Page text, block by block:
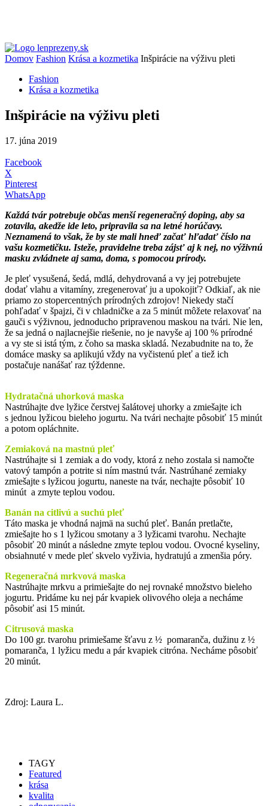
Domov Fashion Krása a kozmetika Inšpirácie na výživu pleti
Fashion
Krása a kozmetika
Inšpirácie na výživu pleti
17. júna 2019
Facebook
X
Pinterest
WhatsApp
Každá tvár potrebuje občas menší regeneračný doping, aby sa
zotavila, akedže ide leto, pripravila sa na letné horúčavy.
Neznamená to však, že by ste mali hneď začať hľadať číslo na
vašu kozmetičku. Isteže, pravidelne treba zájsť aj k nej, no výživnú
masku zvládnete aj sama, doma, s pomocou prírody.
Je pleť vysušená, šedá, mdlá, dehydrovaná a vy jej potrebujete
dodať vlahu a vitamíny, zregenerovať ju a upokojiť? Odkiaľ, ak nie
priamo zo stopercentných prírodných zdrojov! Niekedy stačí
pohľadať v špajzi, či v chladničke a za 5 minút môžete relaxovať na
gauči s výživnou, jednoducho pripravenou maskou na tvári. Nie len,
že sa jedná o najlacnejšie riešenie, no je navyše aj 100 % prírodné
a vy ste si istá tým, z čoho sa maska skladá. Nezabudnite na to, že
domáce masky sa aplikujú vždy na vyčistenú pleť a tiež ich
postačuje nanášať raz týždenne.
Hydratačná uhorková maska
Nastrúhajte dve lyžice čerstvej šalátovej uhorky a zmiešajte ich
s jednou lyžicou bieleho jogurtu. Na tvári nechajte pôsobiť 15 minút
a potom opláchnite.
Zemiaková na mastnú pleť
Nastrúhajte si 1 zemiak a do vody, ktorá z neho zostala si namočte
vatový tampón a potrite si ním mastnú tvár. Nastrúhané zemiaky
zmiešajte s lyžicou jogurtu, naneste na tvár, nechajte pôsobiť 10
minút a zmyte teplou vodou.
Banán na citlivú a suchú pleť
Táto maska je vhodná najmä na suchú pleť. Banán pretlačte,
zmiešajte ho s 1 lyžicou smotany a 3 lyžicami tvarohu. Nechajte
pôsobiť 20 minút a následne zmyte teplou vodou. Ovocné kyseliny,
obsiahnuté v mede pleť skvelo vyživia, hydratujú a zmenšia póry.
Regeneračná mrkvová maska
Nastrúhajte mrkvu a primiešajte do nej rovnaké množstvo bieleho
jogurtu. Pridáme ku nej pár kvapiek olivového oleja a necháme
pôsobiť asi 15 minút.
Citrusová maska
Do 100 gr. tvarohu primiešame šťavu z ½ pomaranča, dužinu z ½
pomaranča, 1 lyžicu medu a pár kvapiek citróna. Necháme pôsobiť
20 minút.
Zdroj: Laura L.
TAGY
Featured
krása
kvalita